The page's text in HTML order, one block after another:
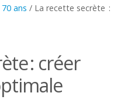
ans / La recette secrète :
: créer